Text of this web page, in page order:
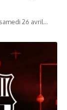
26 avril…